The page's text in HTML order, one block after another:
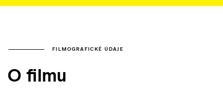
FILMOGRAFICKÉ ÚDAJE
O filmu